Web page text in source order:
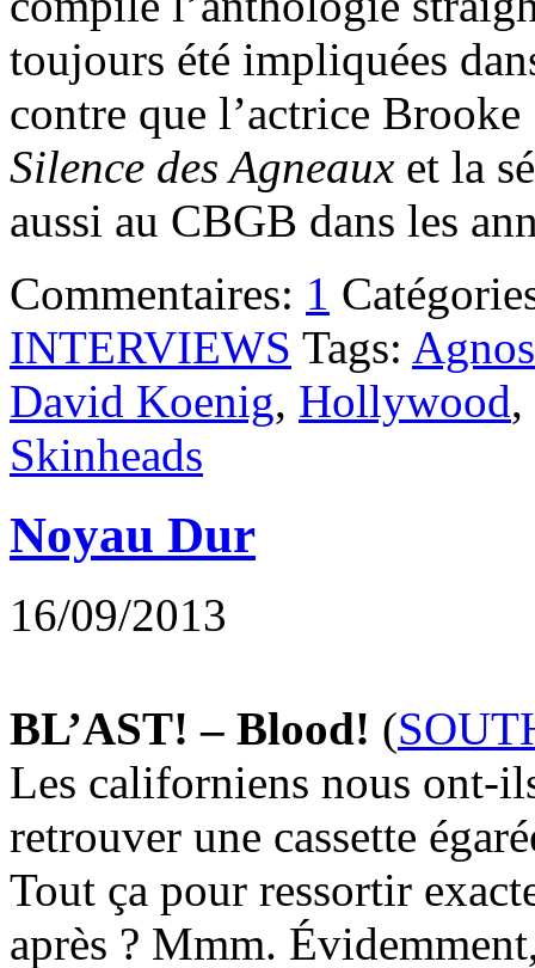
toujours été impliquées
contre que l’actrice
Silence des Agneaux et la
aussi au CBGB dans les
Commentaires: 1
INTERVIEWS Tags:
David Koenig, Hollywood,
Skinheads
Noyau Dur
16/09/2013
BL’AST! – Blood! (
Les californiens nous ont-
retrouver une cassette
Tout ça pour ressortir
après ? Mmm.